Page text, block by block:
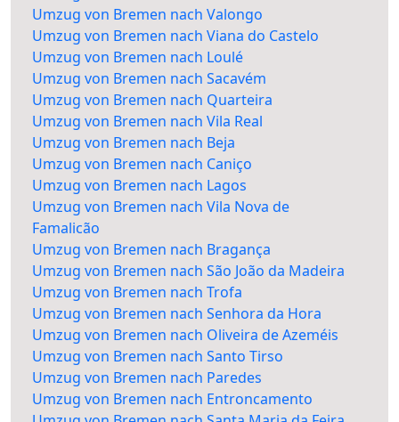
Umzug von Bremen nach Valongo
Umzug von Bremen nach Viana do Castelo
Umzug von Bremen nach Loulé
Umzug von Bremen nach Sacavém
Umzug von Bremen nach Quarteira
Umzug von Bremen nach Vila Real
Umzug von Bremen nach Beja
Umzug von Bremen nach Caniço
Umzug von Bremen nach Lagos
Umzug von Bremen nach Vila Nova de
Famalicão
Umzug von Bremen nach Bragança
Umzug von Bremen nach São João da Madeira
Umzug von Bremen nach Trofa
Umzug von Bremen nach Senhora da Hora
Umzug von Bremen nach Oliveira de Azeméis
Umzug von Bremen nach Santo Tirso
Umzug von Bremen nach Paredes
Umzug von Bremen nach Entroncamento